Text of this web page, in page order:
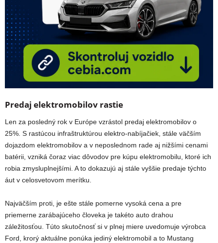
Predaj elektromobilov rastie
Len za posledný rok v Európe vzrástol predaj elektromobilov o
25%. S rastúcou infraštruktúrou elektro-nabíjačiek, stále väčším
dojazdom elektromobilov a v neposlednom rade aj nižšími cenami
batérii, vzniká čoraz viac dôvodov pre kúpu elektromobilu, ktoré ich
robia zmysluplnejšími. A to dokazujú aj stále vyššie predaje týchto
áut v celosvetovom merítku.
Najväčším proti, je ešte stále pomerne vysoká cena a pre
priemerne zarábajúceho človeka je takéto auto drahou
záležitosťou. Túto skutočnosť si v plnej miere uvedomuje výrobca
Ford, krorý aktuálne ponúka jediný elektromobil a to Mustang